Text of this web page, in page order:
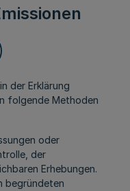
der Erklärung
folgende Methoden
oder
der
Erhebungen.
begründeten